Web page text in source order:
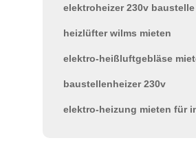
elektroheizer 230v baustelle
heizlüfter wilms mieten
elektro-heißluftgebläse
baustellenheizer 230v
elektro-heizung mieten für